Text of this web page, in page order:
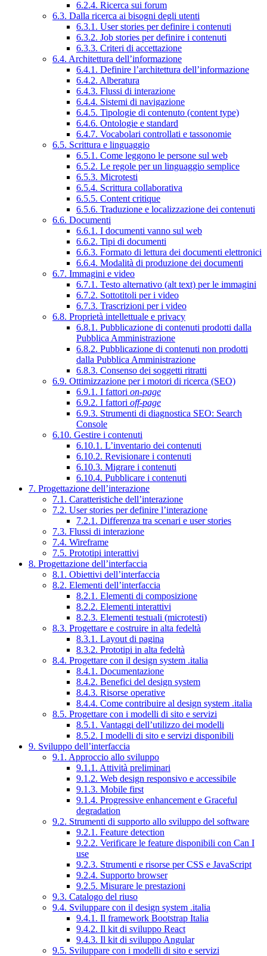
6.2.4. Ricerca sui forum
6.3. Dalla ricerca ai bisogni degli utenti
6.3.1. User stories per definire i contenuti
6.3.2. Job stories per definire i contenuti
6.3.3. Criteri di accettazione
6.4. Architettura dell’informazione
6.4.1. Definire l’architettura dell’informazione
6.4.2. Alberatura
6.4.3. Flussi di interazione
6.4.4. Sistemi di navigazione
6.4.5. Tipologie di contenuto (content type)
6.4.6. Ontologie e standard
6.4.7. Vocabolari controllati e tassonomie
6.5. Scrittura e linguaggio
6.5.1. Come leggono le persone sul web
6.5.2. Le regole per un linguaggio semplice
6.5.3. Microtesti
6.5.4. Scrittura collaborativa
6.5.5. Content critique
6.5.6. Traduzione e localizzazione dei contenuti
6.6. Documenti
6.6.1. I documenti vanno sul web
6.6.2. Tipi di documenti
6.6.3. Formato di lettura dei documenti elettronici
6.6.4. Modalità di produzione dei documenti
6.7. Immagini e video
6.7.1. Testo alternativo (alt text) per le immagini
6.7.2. Sottotitoli per i video
6.7.3. Trascrizioni per i video
6.8. Proprietà intellettuale e privacy
6.8.1. Pubblicazione di contenuti prodotti dalla
Pubblica Amministrazione
6.8.2. Pubblicazione di contenuti non prodotti
dalla Pubblica Amministrazione
6.8.3. Consenso dei soggetti ritratti
6.9. Ottimizzazione per i motori di ricerca (SEO)
6.9.1. I fattori on-page
6.9.2. I fattori off-page
6.9.3. Strumenti di diagnostica SEO: Search
Console
6.10. Gestire i contenuti
6.10.1. L’inventario dei contenuti
6.10.2. Revisionare i contenuti
6.10.3. Migrare i contenuti
6.10.4. Pubblicare i contenuti
7. Progettazione dell’interazione
7.1. Caratteristiche dell’interazione
7.2. User stories per definire l’interazione
7.2.1. Differenza tra scenari e user stories
7.3. Flussi di interazione
7.4. Wireframe
7.5. Prototipi interattivi
8. Progettazione dell’interfaccia
8.1. Obiettivi dell’interfaccia
8.2. Elementi dell’interfaccia
8.2.1. Elementi di composizione
8.2.2. Elementi interattivi
8.2.3. Elementi testuali (microtesti)
8.3. Progettare e costruire in alta fedeltà
8.3.1. Layout di pagina
8.3.2. Prototipi in alta fedeltà
8.4. Progettare con il design system .italia
8.4.1. Documentazione
8.4.2. Benefici del design system
8.4.3. Risorse operative
8.4.4. Come contribuire al design system .italia
8.5. Progettare con i modelli di sito e servizi
8.5.1. Vantaggi dell’utilizzo dei modelli
8.5.2. I modelli di sito e servizi disponibili
9. Sviluppo dell’interfaccia
9.1. Approccio allo sviluppo
9.1.1. Attività preliminari
9.1.2. Web design responsivo e accessibile
9.1.3. Mobile first
9.1.4. Progressive enhancement e Graceful
degradation
9.2. Strumenti di supporto allo sviluppo del software
9.2.1. Feature detection
9.2.2. Verificare le feature disponibili con Can I
use
9.2.3. Strumenti e risorse per CSS e JavaScript
9.2.4. Supporto browser
9.2.5. Misurare le prestazioni
9.3. Catalogo del riuso
9.4. Sviluppare con il design system .italia
9.4.1. Il framework Bootstrap Italia
9.4.2. Il kit di sviluppo React
9.4.3. Il kit di sviluppo Angular
9.5. Sviluppare con i modelli di sito e servizi